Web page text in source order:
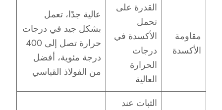
مقاومة
الأكسدة
القدرة على
تحمل
الأكسدة في
درجات
الحرارة
العالية
عالية جدًا، تعمل
بشكل جيد في درجات
حرارة تصل إلى 400
درجة مئوية، أفضل
من الفولاذ القياسي
الثبات عند